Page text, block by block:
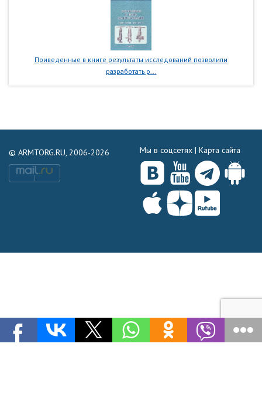
Приведенные в книге результаты исследований позволили
разработать р...
© ARMTORG.RU, 2006-2026 Мы в соцсетях | Карта сайта